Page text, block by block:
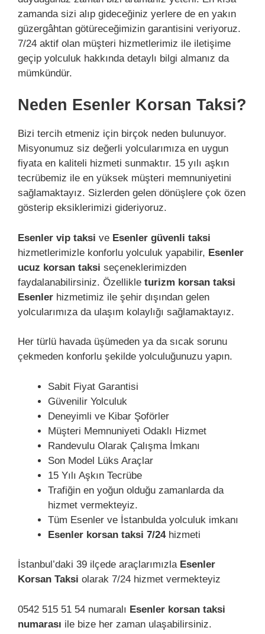
zamanda sizi alıp gideceğiniz yerlere de en yakın
güzergâhtan götüreceğimizin garantisini veriyoruz.
7/24 aktif olan müşteri hizmetlerimiz ile iletişime
geçip yolculuk hakkında detaylı bilgi almanız da
mümkündür.
Neden Esenler Korsan Taksi?
Bizi tercih etmeniz için birçok neden bulunuyor.
Misyonumuz siz değerli yolcularımıza en uygun
fiyata en kaliteli hizmeti sunmaktır. 15 yılı aşkın
tecrübemiz ile en yüksek müşteri memnuniyetini
sağlamaktayız. Sizlerden gelen dönüşlere çok özen
gösterip eksiklerimizi gideriyoruz.
Esenler vip taksi ve Esenler güvenli taksi
hizmetlerimizle konforlu yolculuk yapabilir, Esenler
ucuz korsan taksi seçeneklerimizden
faydalanabilirsiniz. Özellikle turizm korsan taksi
Esenler hizmetimiz ile şehir dışından gelen
yolcularımıza da ulaşım kolaylığı sağlamaktayız.
Her türlü havada üşümeden ya da sıcak sorunu
çekmeden konforlu şekilde yolculuğunuzu yapın.
Sabit Fiyat Garantisi
Güvenilir Yolculuk
Deneyimli ve Kibar Şoförler
Müşteri Memnuniyeti Odaklı Hizmet
Randevulu Olarak Çalışma İmkanı
Son Model Lüks Araçlar
15 Yılı Aşkın Tecrübe
Trafiğin en yoğun olduğu zamanlarda da
hizmet vermekteyiz.
Tüm Esenler ve İstanbulda yolculuk imkanı
Esenler korsan taksi 7/24hizmeti
İstanbul’daki 39 ilçede araçlarımızla Esenler
Korsan Taksi olarak 7/24 hizmet vermekteyiz
0542 515 51 54 numaralı Esenler korsan taksi
numarası ile bize her zaman ulaşabilirsiniz.